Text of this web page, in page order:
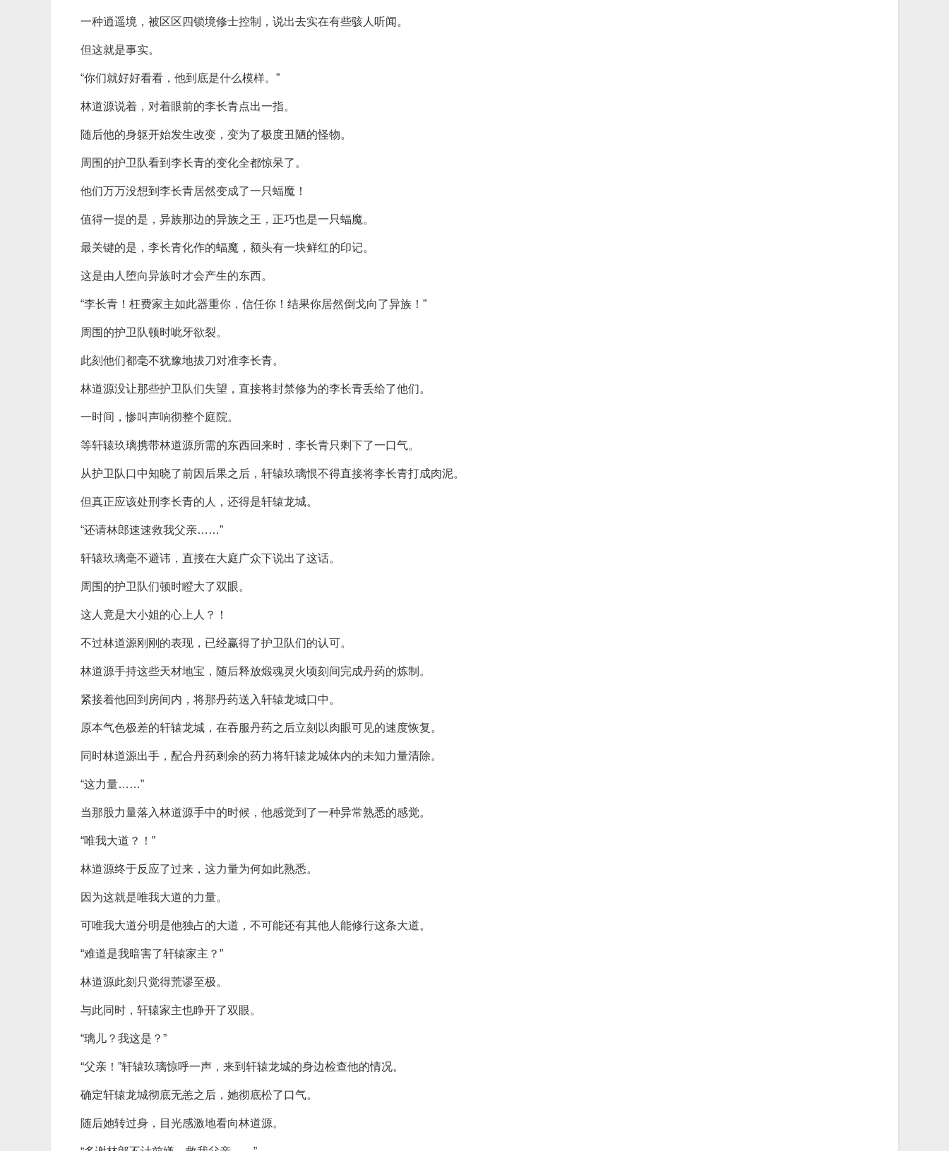
一种逍遥境，被区区四锁境修士控制，说出去实在有些骇人听闻。
但这就是事实。
“你们就好好看看，他到底是什么模样。”
林道源说着，对着眼前的李长青点出一指。
随后他的身躯开始发生改变，变为了极度丑陋的怪物。
周围的护卫队看到李长青的变化全都惊呆了。
他们万万没想到李长青居然变成了一只蝠魔！
值得一提的是，异族那边的异族之王，正巧也是一只蝠魔。
最关键的是，李长青化作的蝠魔，额头有一块鲜红的印记。
这是由人堕向异族时才会产生的东西。
“李长青！枉费家主如此器重你，信任你！结果你居然倒戈向了异族！”
周围的护卫队顿时呲牙欲裂。
此刻他们都毫不犹豫地拔刀对准李长青。
林道源没让那些护卫队们失望，直接将封禁修为的李长青丢给了他们。
一时间，惨叫声响彻整个庭院。
等轩辕玖璃携带林道源所需的东西回来时，李长青只剩下了一口气。
从护卫队口中知晓了前因后果之后，轩辕玖璃恨不得直接将李长青打成肉泥。
但真正应该处刑李长青的人，还得是轩辕龙城。
“还请林郎速速救我父亲……”
轩辕玖璃毫不避讳，直接在大庭广众下说出了这话。
周围的护卫队们顿时瞪大了双眼。
这人竟是大小姐的心上人？！
不过林道源刚刚的表现，已经赢得了护卫队们的认可。
林道源手持这些天材地宝，随后释放煅魂灵火顷刻间完成丹药的炼制。
紧接着他回到房间内，将那丹药送入轩辕龙城口中。
原本气色极差的轩辕龙城，在吞服丹药之后立刻以肉眼可见的速度恢复。
同时林道源出手，配合丹药剩余的药力将轩辕龙城体内的未知力量清除。
“这力量……”
当那股力量落入林道源手中的时候，他感觉到了一种异常熟悉的感觉。
“唯我大道？！”
林道源终于反应了过来，这力量为何如此熟悉。
因为这就是唯我大道的力量。
可唯我大道分明是他独占的大道，不可能还有其他人能修行这条大道。
“难道是我暗害了轩辕家主？”
林道源此刻只觉得荒谬至极。
与此同时，轩辕家主也睁开了双眼。
“璃儿？我这是？”
“父亲！”轩辕玖璃惊呼一声，来到轩辕龙城的身边检查他的情况。
确定轩辕龙城彻底无恙之后，她彻底松了口气。
随后她转过身，目光感激地看向林道源。